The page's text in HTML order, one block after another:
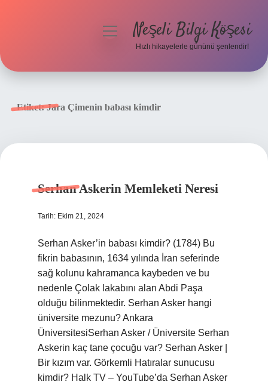
menüyüNeşeli Bilgi Köşesi
Hızlı hikayelerle gününü şenlendir!
Etiket:Jara Çimenin babası kimdir
Serhan Askerin Memleketi Neresi
Tarih: Ekim 21, 2024
Serhan Asker’in babası kimdir? (1784) Bu
fikrin babasının, 1634 yılında İran seferinde
sağ kolunu kahramanca kaybeden ve bu
nedenle Çolak lakabını alan Abdi Paşa
olduğu bilinmektedir. Serhan Asker hangi
üniversite mezunu? Ankara
ÜniversitesiSerhan Asker / Üniversite Serhan
Askerin kaç tane çocuğu var? Serhan Asker |
Bir kızım var. Görkemli Hatıralar sunucusu
kimdir? Halk TV – YouTube’da Serhan Asker